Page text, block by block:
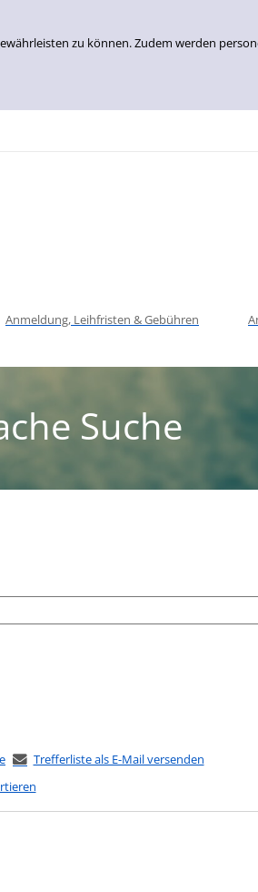
zu können. Zudem werden
Anmeldung, Leihfristen & Gebühren
Suche
wollen.
Trefferliste als E-Mail versenden